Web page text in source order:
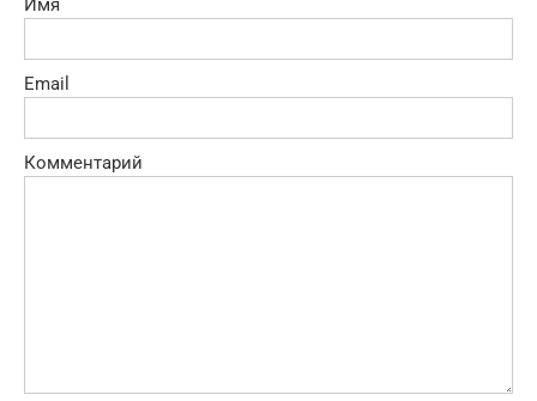
Имя
Email
Комментарий